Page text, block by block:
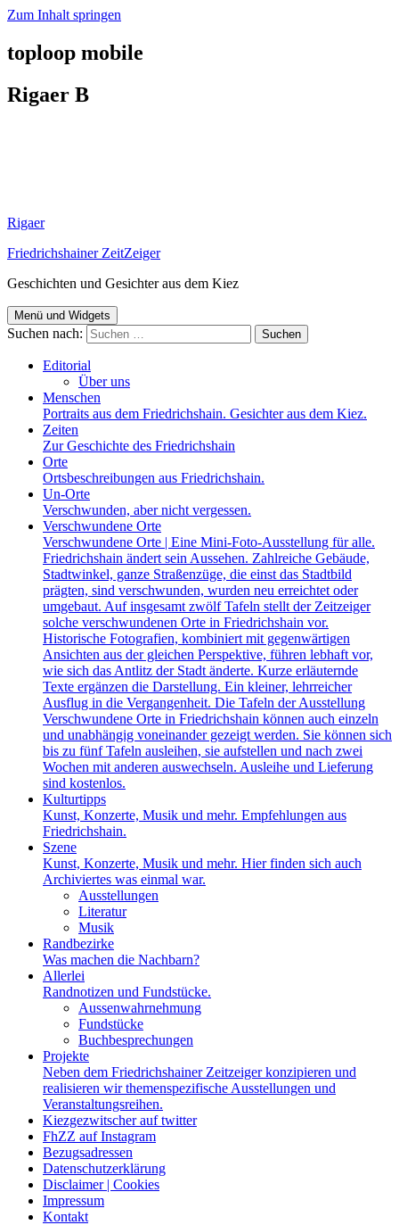
Zum Inhalt springen
toploop mobile
Rigaer B
Rigaer
Friedrichshainer ZeitZeiger
Geschichten und Gesichter aus dem Kiez
Menü und Widgets
Suchen nach:
Editorial
Über uns
Menschen
Portraits aus dem Friedrichshain. Gesichter aus dem Kiez.
Zeiten
Zur Geschichte des Friedrichshain
Orte
Ortsbeschreibungen aus Friedrichshain.
Un-Orte
Verschwunden, aber nicht vergessen.
Verschwundene Orte
Verschwundene Orte | Eine Mini-Foto-Ausstellung für alle.
Friedrichshain ändert sein Aussehen. Zahlreiche Gebäude,
Stadtwinkel, ganze Straßenzüge, die einst das Stadtbild
prägten, sind verschwunden, wurden neu erreichtet oder
umgebaut. Auf insgesamt zwölf Tafeln stellt der Zeitzeiger
solche verschwundenen Orte in Friedrichshain vor.
Historische Fotografien, kombiniert mit gegenwärtigen
Ansichten aus der gleichen Perspektive, führen lebhaft vor,
wie sich das Antlitz der Stadt änderte. Kurze erläuternde
Texte ergänzen die Darstellung. Ein kleiner, lehrreicher
Ausflug in die Vergangenheit. Die Tafeln der Ausstellung
Verschwundene Orte in Friedrichshain können auch einzeln
und unabhängig voneinander gezeigt werden. Sie können sich
bis zu fünf Tafeln ausleihen, sie aufstellen und nach zwei
Wochen mit anderen auswechseln. Ausleihe und Lieferung
sind kostenlos.
Kulturtipps
Kunst, Konzerte, Musik und mehr. Empfehlungen aus
Friedrichshain.
Szene
Kunst, Konzerte, Musik und mehr. Hier finden sich auch
Archiviertes was einmal war.
Ausstellungen
Literatur
Musik
Randbezirke
Was machen die Nachbarn?
Allerlei
Randnotizen und Fundstücke.
Aussenwahrnehmung
Fundstücke
Buchbesprechungen
Projekte
Neben dem Friedrichshainer Zeitzeiger konzipieren und
realisieren wir themenspezifische Ausstellungen und
Veranstaltungsreihen.
Kiezgezwitscher auf twitter
FhZZ auf Instagram
Bezugsadressen
Datenschutzerklärung
Disclaimer | Cookies
Impressum
Kontakt